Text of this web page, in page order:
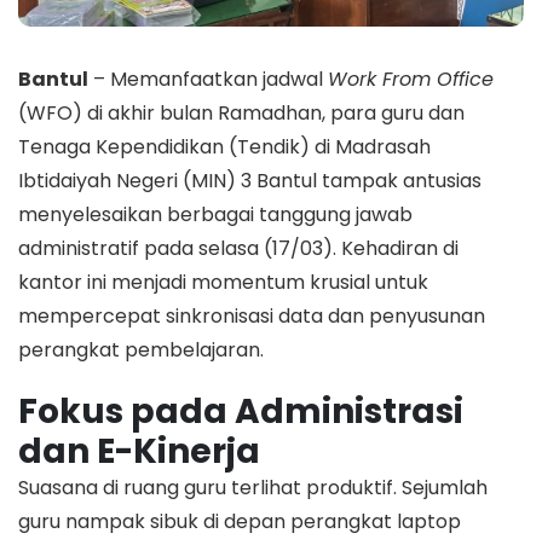
Bantul – Memanfaatkan jadwal Work From Office
(WFO) di akhir bulan Ramadhan, para guru dan
Tenaga Kependidikan (Tendik) di Madrasah
Ibtidaiyah Negeri (MIN) 3 Bantul tampak antusias
menyelesaikan berbagai tanggung jawab
administratif pada selasa (17/03). Kehadiran di
kantor ini menjadi momentum krusial untuk
mempercepat sinkronisasi data dan penyusunan
perangkat pembelajaran.
Fokus pada Administrasi
dan E-Kinerja
​Suasana di ruang guru terlihat produktif. Sejumlah
guru nampak sibuk di depan perangkat laptop